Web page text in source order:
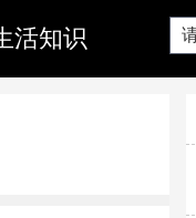
活知识